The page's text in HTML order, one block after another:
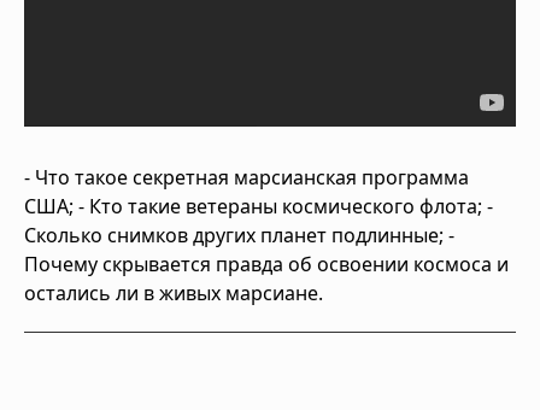
- Что такое секретная марсианская программа
США; - Кто такие ветераны космического флота; -
Сколько снимков других планет подлинные; -
Почему скрывается правда об освоении космоса и
остались ли в живых марсиане.